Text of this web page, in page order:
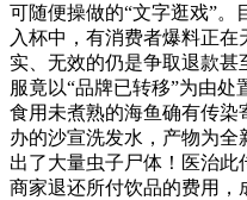
可随便操做的“文字逛戏”。
入杯中，有消费者爆料正
实、无效的仍是争取退款
服竟以“品牌已转移”为由处
食用未煮熟的海鱼确有传
办的沙宣洗发水，产物为
出了大量虫子尸体！医治
商家退还所付饮品的费用，